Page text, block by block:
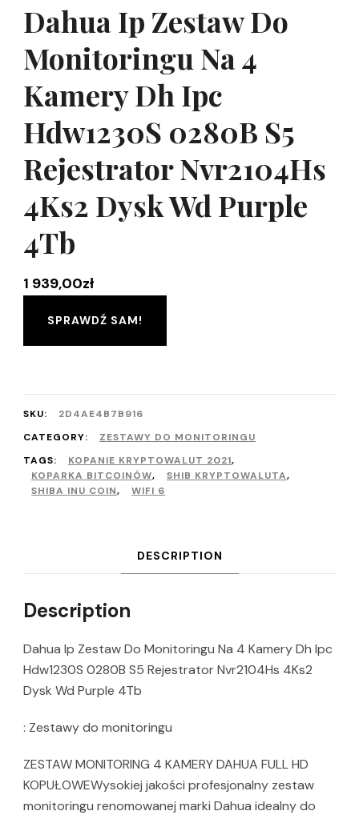
Dahua Ip Zestaw Do
Monitoringu Na 4
Kamery Dh Ipc
Hdw1230S 0280B S5
Rejestrator Nvr2104Hs
4Ks2 Dysk Wd Purple
4Tb
1 939,00zł
SPRAWDŹ SAM!
SKU:
2D4AE4B7B916
CATEGORY:
ZESTAWY DO MONITORINGU
TAGS:
KOPANIE KRYPTOWALUT 2021,
KOPARKA BITCOINÓW, SHIB KRYPTOWALUTA,
SHIBA INU COIN, WIFI 6
DESCRIPTION
Description
Dahua Ip Zestaw Do Monitoringu Na 4 Kamery Dh Ipc
Hdw1230S 0280B S5 Rejestrator Nvr2104Hs 4Ks2
Dysk Wd Purple 4Tb
: Zestawy do monitoringu
ZESTAW MONITORING 4 KAMERY DAHUA FULL HD
KOPUŁOWEWysokiej jakości profesjonalny zestaw
monitoringu renomowanej marki Dahua idealny do